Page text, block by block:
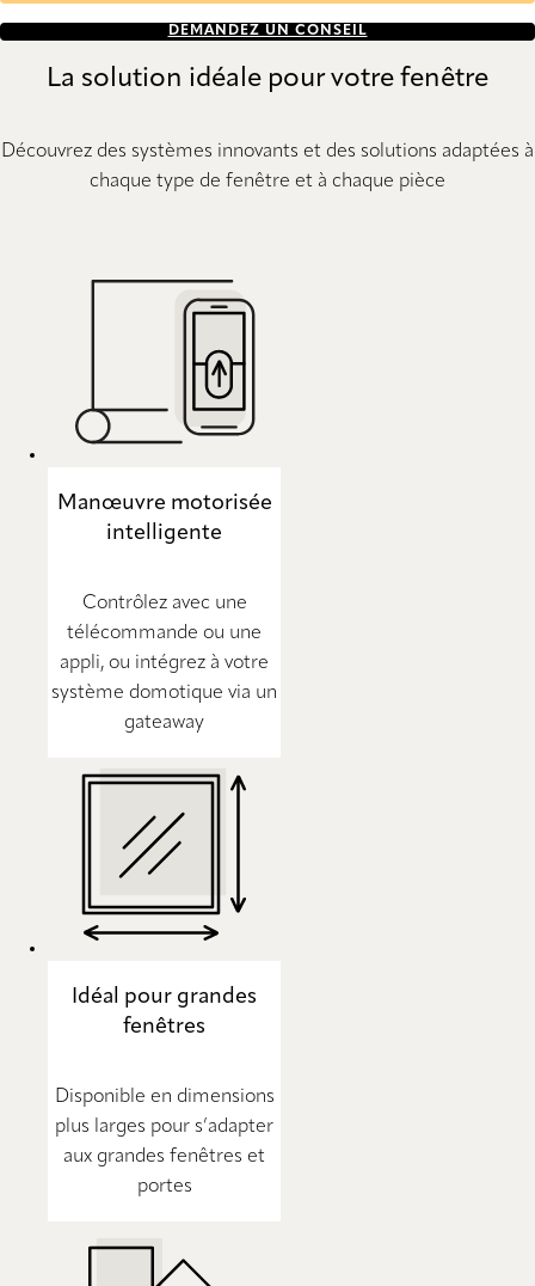
DEMANDEZ UN CONSEIL
La solution idéale pour votre fenêtre
Découvrez des systèmes innovants et des solutions adaptées à
chaque type de fenêtre et à chaque pièce
Manœuvre motorisée
intelligente
Contrôlez avec une
télécommande ou une
appli, ou intégrez à votre
système domotique via un
gateaway
Idéal pour grandes
fenêtres
Disponible en dimensions
plus larges pour s’adapter
aux grandes fenêtres et
portes